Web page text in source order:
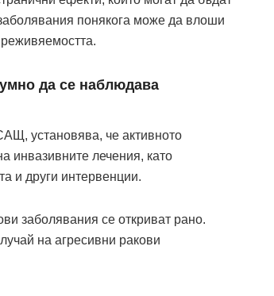
понякога може да влоши
да се наблюдава
установява, че активното
инвазивните лечения, като
и други интервенции.
заболявания се откриват рано.
на агресивни ракови